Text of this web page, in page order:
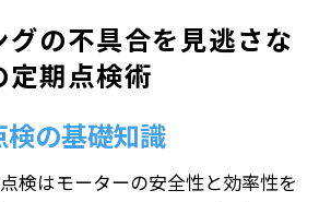
グの不具合を見逃さな
定期点検術
の基礎知識
検はモーターの安全性と効率性を